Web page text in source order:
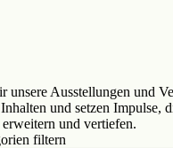
unsere Ausstellungen und
und setzen Impulse,
und vertiefen.
filtern